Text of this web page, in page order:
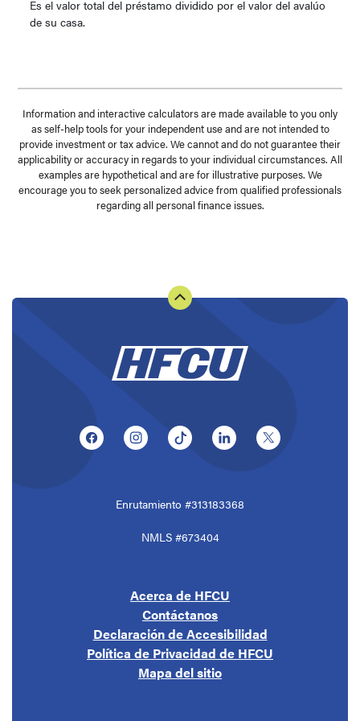
Es el valor total del préstamo dividido por el valor del avalúo
de su casa.
Information and interactive calculators are made available to you only
as self-help tools for your independent use and are not intended to
provide investment or tax advice. We cannot and do not guarantee their
applicability or accuracy in regards to your individual circumstances. All
examples are hypothetical and are for illustrative purposes. We
encourage you to seek personalized advice from qualified professionals
regarding all personal finance issues.
(Opens in a new Window)
(Opens in a new Window)
(Opens in a new Window)
(Opens in a new
(Opens in a
Acerca de HFCU
Contáctanos
Declaración de Accesibilidad
Política de Privacidad de HFCU
Mapa del sitio
Enrutamiento #313183368
NMLS #673404